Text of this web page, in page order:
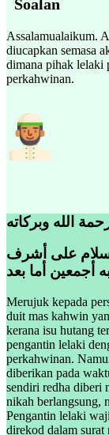
Soalan
Assalamualaikum.
diucapkan semasa
dimana pihak lelaki
perkahwinan.
على أشرف
أجمعين أما بعد
Merujuk kepada
duit mas kahwin
kerana isu hutang
pengantin lelaki
perkahwinan.
diberikan pada
sendiri redha diberi
nikah berlangsung,
Pengantin lelaki
direkod dalam surat